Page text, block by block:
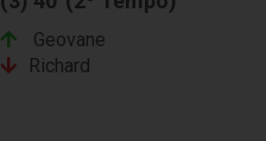
Geovane
Richard